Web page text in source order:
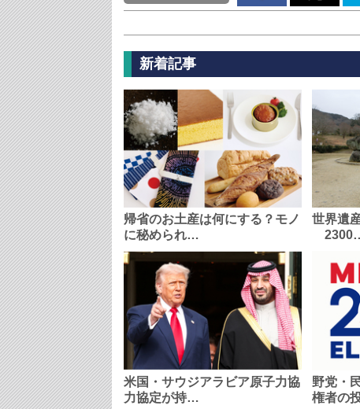
新着記事
帰省のお土産は何にする？モノ
に秘められ…
世界遺
米国・サウジアラビア原子力協
力協定が持…
野党・
権者の